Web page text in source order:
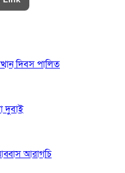
দিবস পালিত
দুবাই
আব্বাস আরাগচি